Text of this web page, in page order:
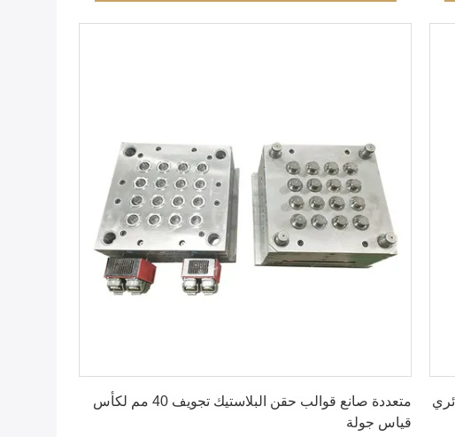
متعددة صانع قوالب حقن البلاستيك تجويف 40 مم لكأس
قياس جولة